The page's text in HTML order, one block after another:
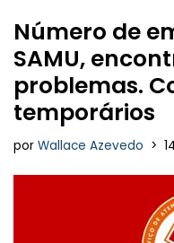
Número de
SAMU,
problemas.
temporários
por Wallace Azevedo